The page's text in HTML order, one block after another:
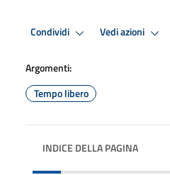
Condividi Vedi azioni
Argomenti:
Tempo libero
INDICE DELLA PAGINA